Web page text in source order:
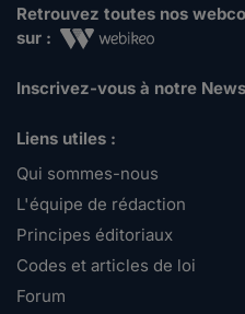
Retrouvez toutes nos
sur :
Inscrivez-vous à notre
Liens utiles :
Qui sommes-nous
L'équipe de rédaction
Principes éditoriaux
Codes et articles de loi
Forum